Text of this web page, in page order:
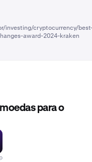
investing/cryptocurrency/
award-2024-kraken
para o